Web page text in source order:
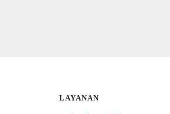
LAYANAN